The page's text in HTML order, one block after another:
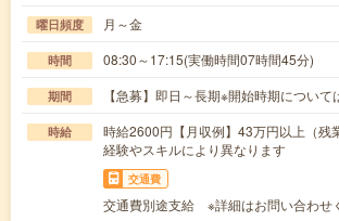
曜日頻度 月～金
時間 08:30～17:15(実働時間07時間45分)
期間 【急募】即日～長期※開始時期につい
時給
時給2600円【月収例】43万円以上（残
経験やスキルにより異なります
交通費
交通費別途支給 ※詳細はお問い合わせ